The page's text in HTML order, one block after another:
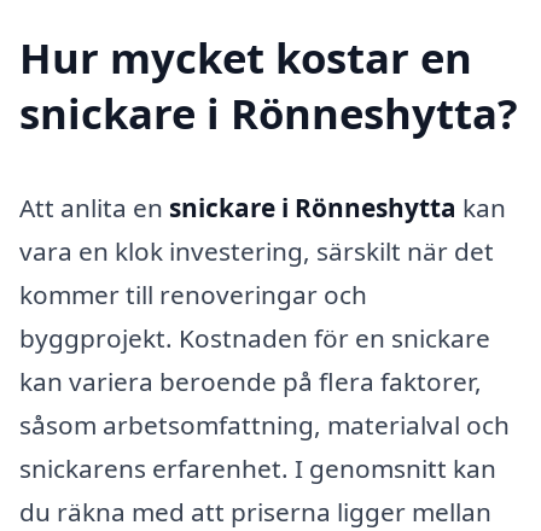
Hur mycket kostar en
snickare i Rönneshytta?
Att anlita en snickare i Rönneshytta kan
vara en klok investering, särskilt när det
kommer till renoveringar och
byggprojekt. Kostnaden för en snickare
kan variera beroende på flera faktorer,
såsom arbetsomfattning, materialval och
snickarens erfarenhet. I genomsnitt kan
du räkna med att priserna ligger mellan